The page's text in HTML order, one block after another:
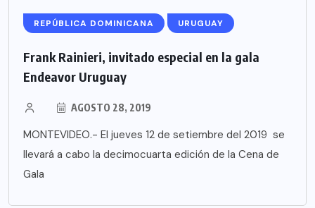
REPÚBLICA DOMINICANA URUGUAY
Frank Rainieri, invitado especial en la gala
Endeavor Uruguay
AGOSTO 28, 2019
MONTEVIDEO.- El jueves 12 de setiembre del 2019 se
llevará a cabo la decimocuarta edición de la Cena de
Gala